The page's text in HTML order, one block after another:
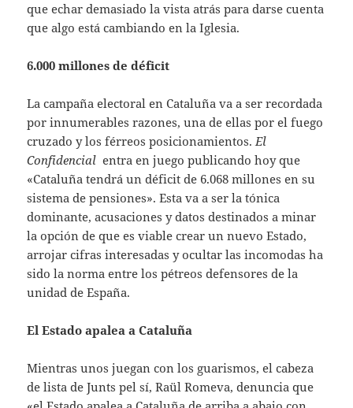
que echar demasiado la vista atrás para darse cuenta
que algo está cambiando en la Iglesia.
6.000 millones de déficit
La campaña electoral en Cataluña va a ser recordada
por innumerables razones, una de ellas por el fuego
cruzado y los férreos posicionamientos.El
Confidencial entra en juego publicando hoy que
«Cataluña tendrá un déficit de 6.068 millones en su
sistema de pensiones». Esta va a ser la tónica
dominante, acusaciones y datos destinados a minar
la opción de que es viable crear un nuevo Estado,
arrojar cifras interesadas y ocultar las incomodas ha
sido la norma entre los pétreos defensores de la
unidad de España.
El Estado apalea a Cataluña
Mientras unos juegan con los guarismos, el cabeza
de lista de Junts pel sí, Raül Romeva, denuncia que